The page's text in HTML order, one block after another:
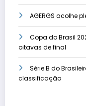
AGERGS acolhe
Copa do Brasil
oitavas de final
Série B do
classificação